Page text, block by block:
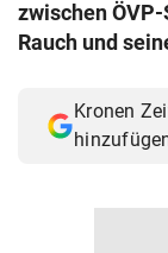
© Krone
Muthgasse 2,
zwischen
Rauch und
Kronen